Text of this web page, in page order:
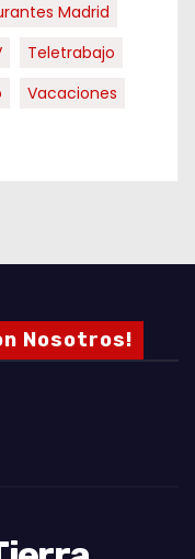
Madrid
Teletrabajo
Vacaciones
Nosotros!